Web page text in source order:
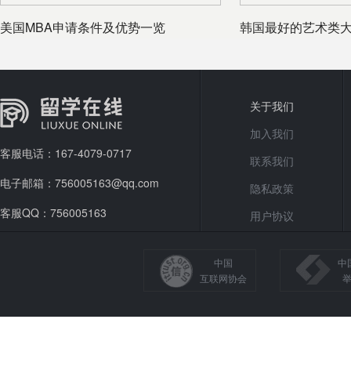
美国MBA申请条件及优势一览 韩国最好的艺术类
客服电话：167-4079-0717
电子邮箱：756005163@qq.com
客服QQ：756005163
关于我们
加入我们
联系我们
隐私政策
用户协议
中国
互联网协会
中